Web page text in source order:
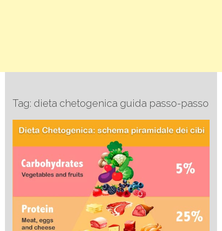
Tag: dieta chetogenica guida passo-passo